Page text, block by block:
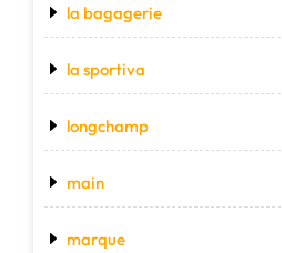
la bagagerie
la sportiva
longchamp
main
marque